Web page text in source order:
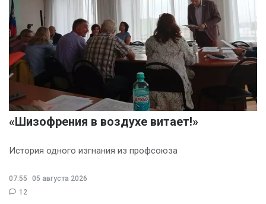
«Шизофрения в воздухе витает!»
История одного изгнания из профсоюза
07:55
05 августа 2026
12